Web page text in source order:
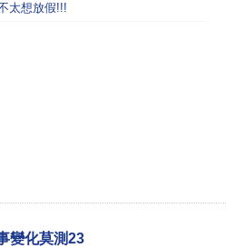
太想放假!!!
變化莫測23